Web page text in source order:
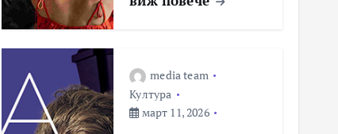
media team
Култура
март 11, 2026